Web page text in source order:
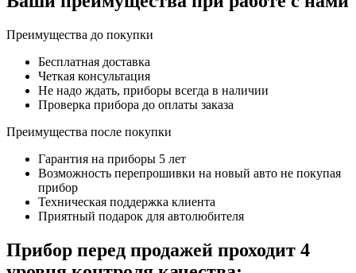
Преимущества до покупки
Бесплатная доставка
Четкая консультация
Не надо ждать, приборы всегда в наличии
Проверка прибора до оплаты заказа
Преимущества после покупки
Гарантия на приборы 5 лет
Возможность перепрошивки на новый авто не покупая
прибор
Техническая поддержка клиента
Приятный подарок для автолюбителя
Прибор перед продажей проходит 4